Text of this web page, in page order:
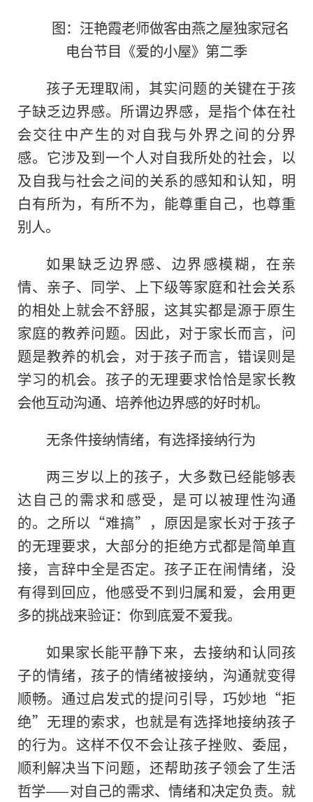
图：汪艳霞老师做客由燕之屋独家冠名
电台节目《爱的小屋》第二季
孩子无理取闹，其实问题的关键在于孩
子缺乏边界感。所谓边界感，是指个体在社
会交往中产生的对自我与外界之间的分界
感。它涉及到一个人对自我所处的社会，以
及自我与社会之间的关系的感知和认知，明
白有所为，有所不为，能尊重自己，也尊重
别人。
如果缺乏边界感、边界感模糊，在亲
情、亲子、同学、上下级等家庭和社会关系
的相处上就会不舒服，这其实都是源于原生
家庭的教养问题。因此，对于家长而言，问
题是教养的机会，对于孩子而言，错误则是
学习的机会。孩子的无理要求恰恰是家长教
会他互动沟通、培养他边界感的好时机。
无条件接纳情绪，有选择接纳行为
两三岁以上的孩子，大多数已经能够表
达自己的需求和感受，是可以被理性沟通
的。之所以“难搞”，原因是家长对于孩子
的无理要求，大部分的拒绝方式都是简单直
接，言辞中全是否定。孩子正在闹情绪，没
有得到回应，他感受不到归属和爱，会用更
多的挑战来验证：你到底爱不爱我。
如果家长能平静下来，去接纳和认同孩
子的情绪，孩子的情绪被接纳，沟通就变得
顺畅。通过启发式的提问引导，巧妙地“拒
绝”无理的索求，也就是有选择地接纳孩子
的行为。这样不仅不会让孩子挫败、委屈，
顺利解决当下问题，还帮助孩子领会了生活
哲学——对自己的需求、情绪和决定负责。就